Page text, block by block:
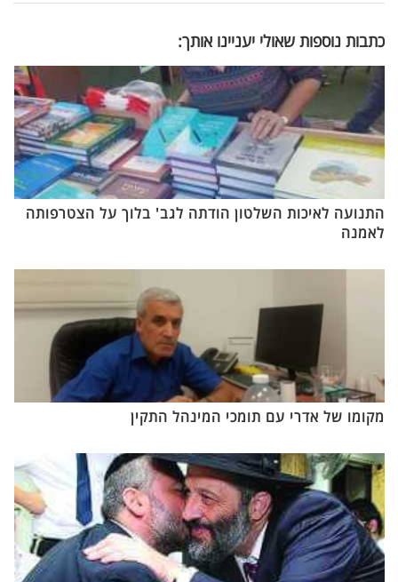
כתבות נוספות שאולי יעניינו אותך:
התנועה לאיכות השלטון הודתה לגב' בלוך על הצטרפותה
לאמנה
מקומו של אדרי עם תומכי המינהל התקין